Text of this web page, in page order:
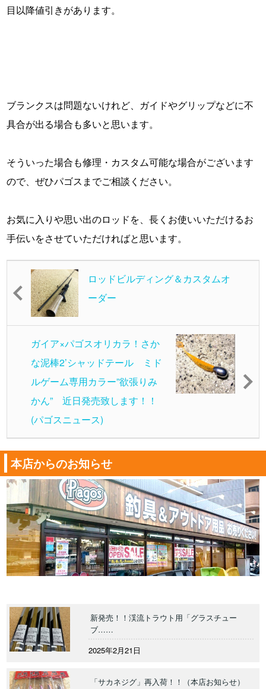
目以降値引きがあります。
ブランクスは問題ないけれど、ガイドやグリップなどに不
具合が出る場合も多いと思います。
そういった場合も修理・カスタム可能な場合がございます
ので、ぜひパゴスまでご相談ください。
お気に入りや思い出のロッドを、長くお使いいただけるお
手伝いをさせていただければと思います。
ロッドビルディング＆カスタムオ
ーダー
ガイア×パゴスオリカラ！さか
な泥棒2’シャッドテール ミド
ルゲーム専用カラー”欲張りみ
かん” 近日発売致します！！
(パゴスニュース)
本店からのお知らせ
新発売！！渓流トラウト用「グラスチュー
ブ……
2025年2月21日
「サカネジグ」再入荷！！（本店お知らせ）